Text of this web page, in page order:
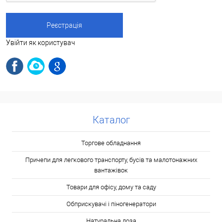
Увійти як користувач
Каталог
Торгове обладнання
Причепи для легкового транспорту, бусів та малотонажних
вантажівок
Товари для офісу, дому та саду
Обприскувачі і піногенератори